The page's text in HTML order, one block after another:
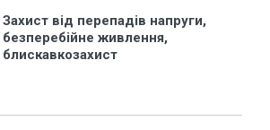
Захист від перепадів напруги,
безперебійне живлення,
блискавкозахист